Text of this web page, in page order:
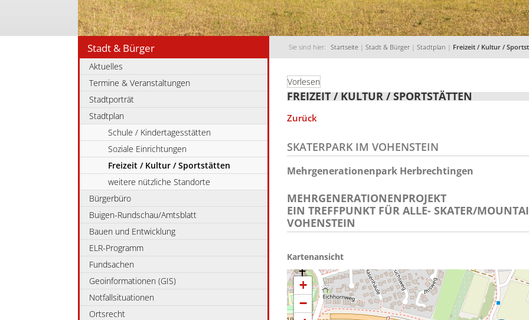
Stadt & Bürger Sie sind hier: Startseite | Stadt & Bürger | Stadtplan | Freizeit / Kultur /
Aktuelles
Termine & Veranstaltungen
Stadtporträt
Stadtplan
Schule / Kindertagesstätten
Soziale Einrichtungen
Freizeit / Kultur / Sportstätten
weitere nützliche Standorte
Bürgerbüro
Buigen-Rundschau/Amtsblatt
Bauen und Entwicklung
ELR-Programm
Fundsachen
Geoinformationen (GIS)
Notfallsituationen
Ortsrecht
Vorlesen
FREIZEIT / KULTUR / SPORTSTÄTTEN
Zurück
SKATERPARK IM VOHENSTEIN
Mehrgenerationenpark Herbrechtingen
MEHRGENERATIONENPROJEKT
EIN TREFFPUNKT FÜR ALLE- SKATER/
VOHENSTEIN
+
−